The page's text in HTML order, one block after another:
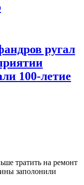
ругал
100-летие
тратить на ремонт
заполонили